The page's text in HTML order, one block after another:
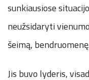
sunkiausiose
neužsidaryti
šeimą,
Jis buvo lyderis,